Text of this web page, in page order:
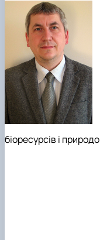
біоресурсів і